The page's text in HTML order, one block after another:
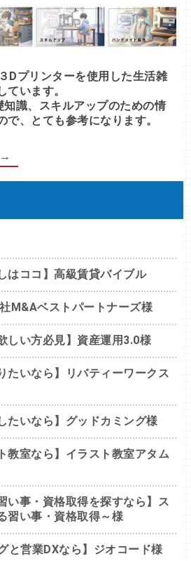
Dプリンターを使用した生活雑
ています。
知識、スキルアップのための情
で、とても参考になります。
はココ】高級賃貸バイブル
M&Aベストパートナーズ様
しい方必見】資産運用3.0様
たいなら】リバティーワークス
たいなら】グッドカミング様
教室なら】イラスト教室アタム
い事・資格取得を探すなら】ス
習い事・資格取得～様
と営業DXなら】ジオコード様